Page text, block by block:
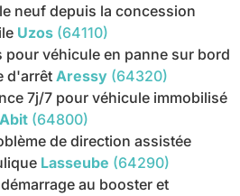
neuf depuis la concession
Uzos (64110)
pour véhicule en panne sur bord
d'arrêt Aressy (64320)
7j/7 pour véhicule immobilisé
(64800)
de direction assistée
Lasseube (64290)
au booster et